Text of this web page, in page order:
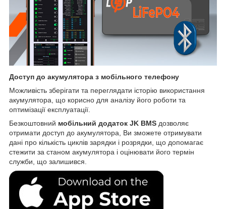
Доступ до акумулятора з мобільного телефону
Можливість зберігати та переглядати історію використання
акумулятора, що корисно для аналізу його роботи та
оптимізації експлуатації.
Безкоштовний мобільний додаток JK BMS дозволяє
отримати доступ до акумулятора, Ви зможете отримувати
дані про кількість циклів зарядки і розрядки, що допомагає
стежити за станом акумулятора і оцінювати його термін
служби, що залишився.